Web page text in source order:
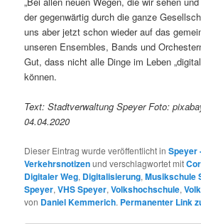
der gegenwärtig durch die ganze
uns aber jetzt schon wieder auf das
unseren Ensembles, Bands und
Gut, dass nicht alle Dinge im Leben
können.
Text: Stadtverwaltung Speyer Foto:
04.04.2020
Dieser Eintrag wurde veröffentlicht inSpeyer
Verkehrsnotizenund verschlagwortet mit
Digitaler Weg, Digitalisierung,Musikschule
Speyer,VHS Speyer,Volkshochschule,
von Daniel Kemmerich. Permanenter Link